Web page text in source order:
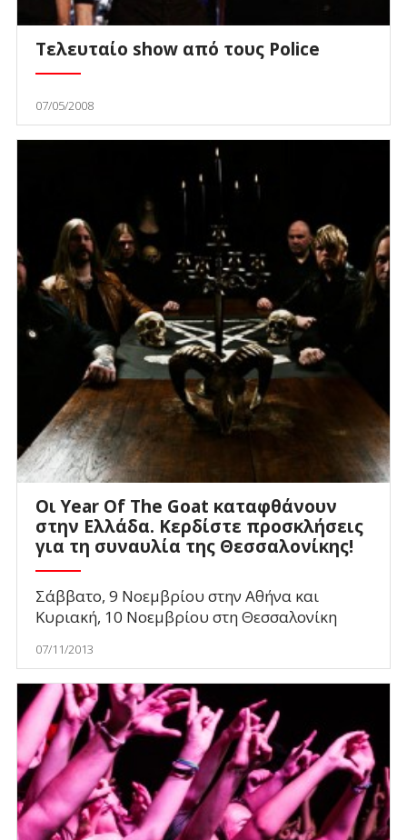
Τελευταίο show από τους Police
07/05/2008
Οι Year Of The Goat καταφθάνουν
στην Ελλάδα. Κερδίστε προσκλήσεις
για τη συναυλία της Θεσσαλονίκης!
Σάββατο, 9 Νοεμβρίου στην Αθήνα και
Κυριακή, 10 Νοεμβρίου στη Θεσσαλονίκη
07/11/2013